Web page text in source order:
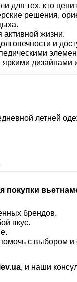
для тех, кто
решения,
активной жизни.
и
дизайнами
летней
покупки
брендов.
вкус.
с выбором и
, и наши